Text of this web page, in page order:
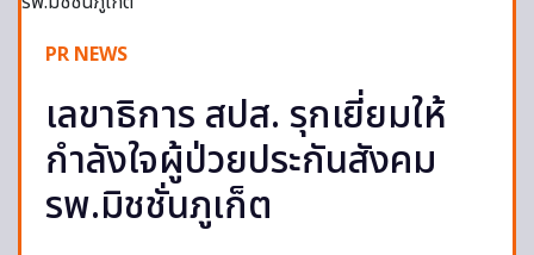
PR NEWS
เลขาธิการ สปส. รุกเยี่ยมให้
กำลังใจผู้ป่วยประกันสังคม
รพ.มิชชั่นภูเก็ต